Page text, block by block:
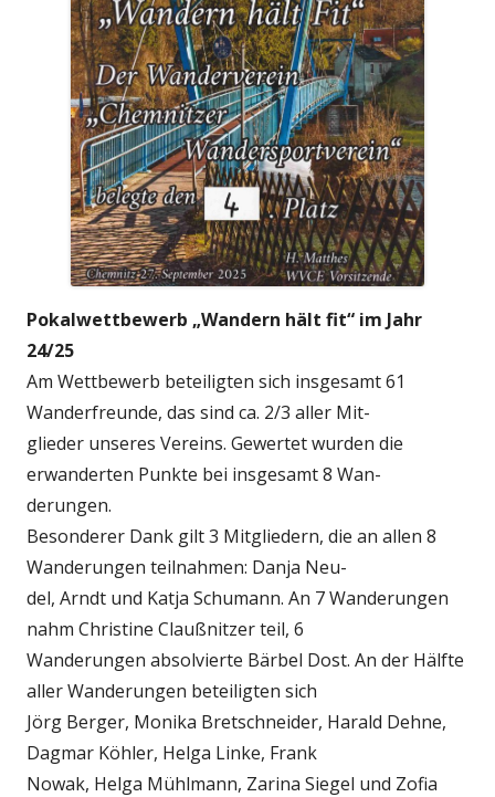
Pokalwettbewerb „Wandern hält fit“ im Jahr
24/25
Am Wettbewerb beteiligten sich insgesamt 61
Wanderfreunde, das sind ca. 2/3 aller Mit-
glieder unseres Vereins. Gewertet wurden die
erwanderten Punkte bei insgesamt 8 Wan-
derungen.
Besonderer Dank gilt 3 Mitgliedern, die an allen 8
Wanderungen teilnahmen: Danja Neu-
del, Arndt und Katja Schumann. An 7 Wanderungen
nahm Christine Claußnitzer teil, 6
Wanderungen absolvierte Bärbel Dost. An der Hälfte
aller Wanderungen beteiligten sich
Jörg Berger, Monika Bretschneider, Harald Dehne,
Dagmar Köhler, Helga Linke, Frank
Nowak, Helga Mühlmann, Zarina Siegel und Zofia